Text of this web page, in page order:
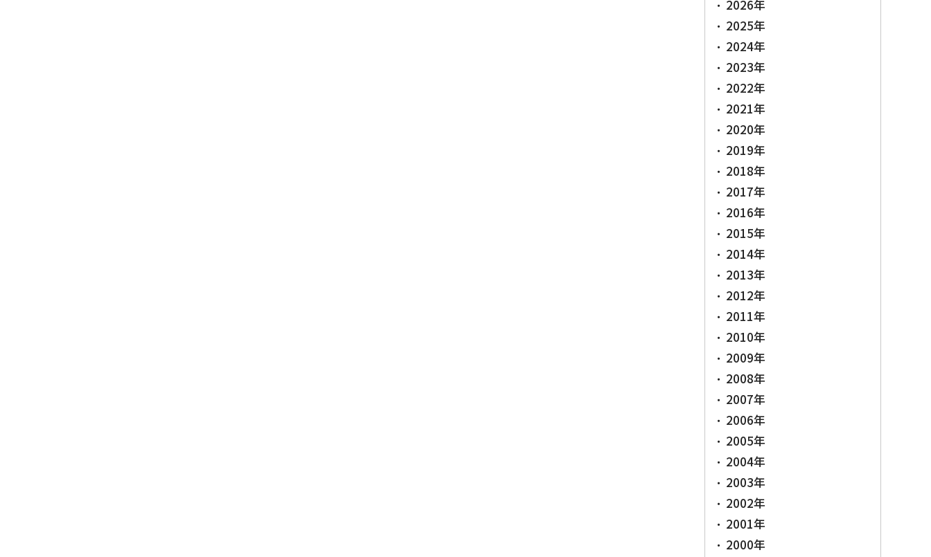
2026年
2025年
2024年
2023年
2022年
2021年
2020年
2019年
2018年
2017年
2016年
2015年
2014年
2013年
2012年
2011年
2010年
2009年
2008年
2007年
2006年
2005年
2004年
2003年
2002年
2001年
2000年